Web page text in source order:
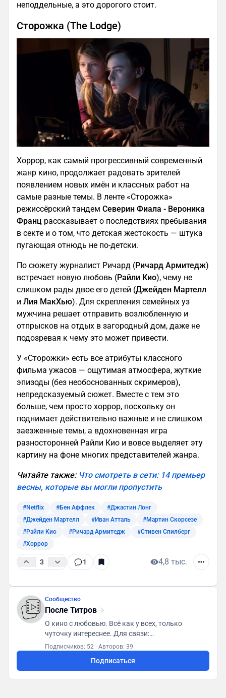
неподдельные, а это дорогого стоит.
Сторожка (The Lodge)
Хоррор, как самый прогрессивный современный
жанр кино, продолжает радовать зрителей
появлением новых имён и классных работ на
самые разные темы. В ленте «Сторожка»
режиссёрский тандем Северин Фиала - Вероника
Франц рассказывает о последствиях пребывания
в секте и о том, что детская жестокость — штука
пугающая отнюдь не по-детски.
По сюжету журналист Ричард (Ричард Армитедж)
встречает новую любовь (Райли Кио), чему не
слишком рады двое его детей (Джейден Мартелл
и Лия МакХью). Для скрепления семейных уз
мужчина решает отправить возлюбленную и
отпрысков на отдых в загородный дом, даже не
подозревая к чему это может привести.
У «Сторожки» есть все атрибуты классного
фильма ужасов — ощутимая атмосфера, жуткие
эпизоды (без необоснованных скримеров),
непредсказуемый сюжет. Вместе с тем это
больше, чем просто хоррор, поскольку он
поднимает действительно важные и не слишком
заезженные темы, а вдохновенная игра
разносторонней Райли Кио и вовсе выделяет эту
картину на фоне многих представителей жанра.
Читайте также: Что смотреть в сети: 14 премьер
весны, которые вы могли пропустить
#Netflix #Бен Аффлек
#Джастин Лонг
#Джейден Мартелл
#Иван Атталь
#Мартин Скорсезе
#Райли Кио
#Ричард Армитедж
#Стивен Спилберг
#Хоррор
3 1 4,8 тыс.
Сообщество
После Титров
О кино с любовью. Всё как у всех, только
чуточку интереснее. Для связи:
posletitrov@yandex.ru
Подписчиков: 52 · Авторов: 39
Подписаться